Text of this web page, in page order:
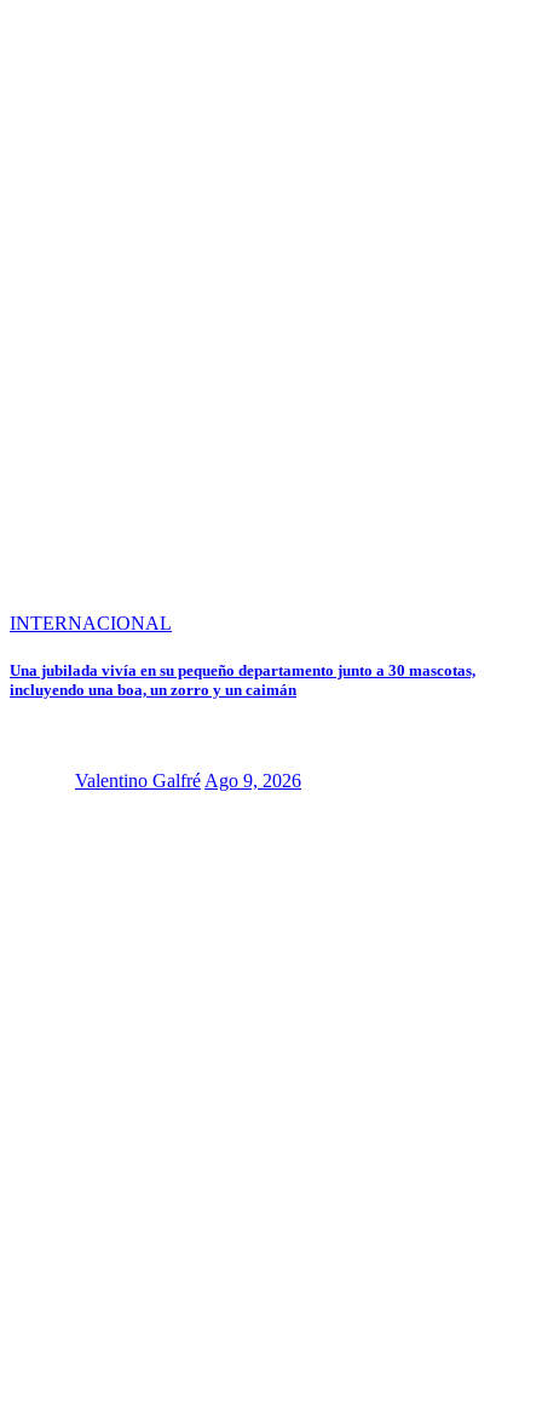
INTERNACIONAL
Una jubilada vivía en su pequeño departamento junto a 30 mascotas,
incluyendo una boa, un zorro y un caimán
Valentino Galfré Ago 9, 2026